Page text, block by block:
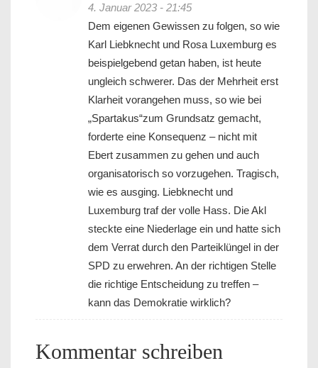
4. Januar 2023 - 21:45
Dem eigenen Gewissen zu folgen, so wie
Karl Liebknecht und Rosa Luxemburg es
beispielgebend getan haben, ist heute
ungleich schwerer. Das der Mehrheit erst
Klarheit vorangehen muss, so wie bei
„Spartakus“zum Grundsatz gemacht,
forderte eine Konsequenz – nicht mit
Ebert zusammen zu gehen und auch
organisatorisch so vorzugehen. Tragisch,
wie es ausging. Liebknecht und
Luxemburg traf der volle Hass. Die Akl
steckte eine Niederlage ein und hatte sich
dem Verrat durch den Parteiklüngel in der
SPD zu erwehren. An der richtigen Stelle
die richtige Entscheidung zu treffen –
kann das Demokratie wirklich?
Kommentar schreiben